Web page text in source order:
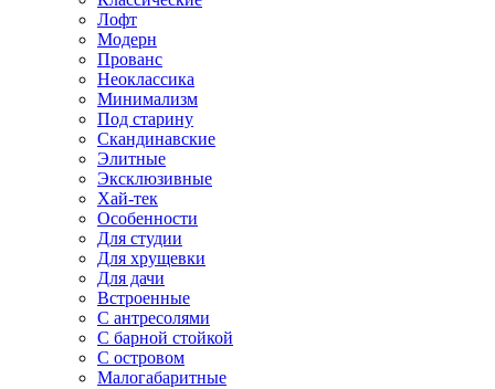
Лофт
Модерн
Прованс
Неоклассика
Минимализм
Под старину
Скандинавские
Элитные
Эксклюзивные
Хай-тек
Особенности
Для студии
Для хрущевки
Для дачи
Встроенные
С антресолями
С барной стойкой
С островом
Малогабаритные